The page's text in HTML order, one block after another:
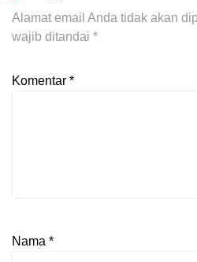
Alamat email Anda tidak akan
wajib ditandai *
Komentar *
Nama *